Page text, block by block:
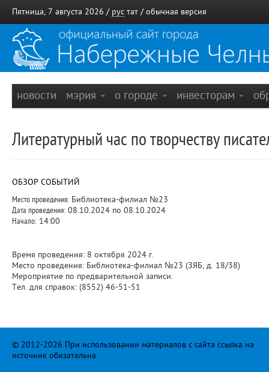
Пятница, 7 августа 2026 / рус тат / обычная версия
новости мэрия о городе инвесторам
Литературный час по творчеству
ОБЗОР СОБЫТИЙ
Место проведения: Библиотека-филиал №23
Дата проведения: 08.10.2024 по 08.10.2024
Начало: 14:00
Время проведения: 8 октября 2024 г.
Место проведения: Библиотека-филиал №23 (ЗЯБ, д. 18/38)
Мероприятие по предварительной записи.
Тел. для справок: (8552) 46-51-51
© 2012-2026 При использовании материалов с сайта ссылка на
источник обязательна.